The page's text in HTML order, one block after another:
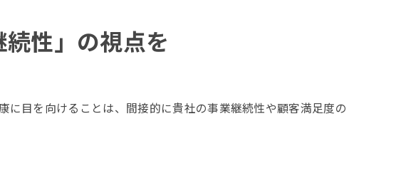
性」の視点を
目を向けることは、間接的に貴社の事業継続性や顧客満足度の